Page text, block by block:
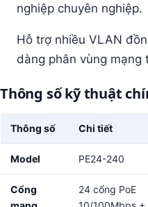
nghiệp chuyên nghiệp.
Hỗ trợ nhiều VLAN
dàng phân vùng
Thông số kỹ thuật
Thông số Chi tiết
Model PE24-240
Cổng
24 cổng PoE